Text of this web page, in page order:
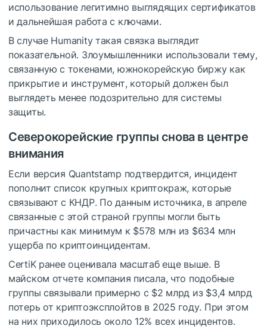
использование легитимно выглядящих сертификатов
и дальнейшая работа с ключами.
В случае Humanity такая связка выглядит
показательной. Злоумышленники использовали тему,
связанную с токенами, южнокорейскую биржу как
прикрытие и инструмент, который должен был
выглядеть менее подозрительно для системы
защиты.
Северокорейские группы снова в центре
внимания
Если версия Quantstamp подтвердится, инцидент
пополнит список крупных криптокраж, которые
связывают с КНДР. По данным источника, в апреле
связанные с этой страной группы могли быть
причастны как минимум к $578 млн из $634 млн
ущерба по криптоинцидентам.
CertiK ранее оценивала масштаб еще выше. В
майском отчете компания писала, что подобные
группы связывали примерно с $2 млрд из $3,4 млрд
потерь от криптоэксплойтов в 2025 году. При этом
на них приходилось около 12% всех инцидентов.